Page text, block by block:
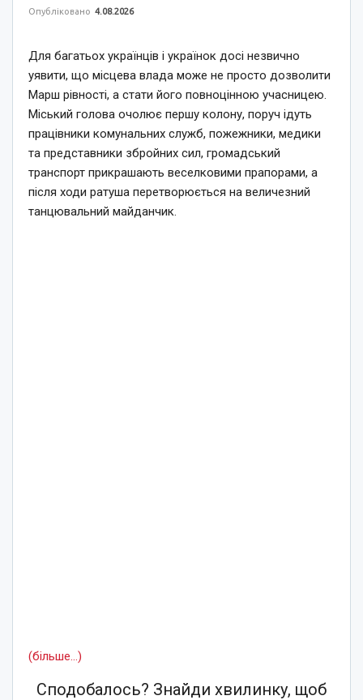
Опубліковано 4.08.2026
Для багатьох українців і українок досі незвично
уявити, що місцева влада може не просто дозволити
Марш рівності, а стати його повноцінною учасницею.
Міський голова очолює першу колону, поруч ідуть
працівники комунальних служб, пожежники, медики
та представники збройних сил, громадський
транспорт прикрашають веселковими прапорами, а
після ходи ратуша перетворюється на величезний
танцювальний майданчик.
(більше…)
Сподобалось? Знайди хвилинку, щоб